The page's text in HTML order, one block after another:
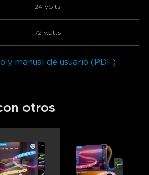
24 Volts
72 watts
y manual de usuario (PDF)
otros